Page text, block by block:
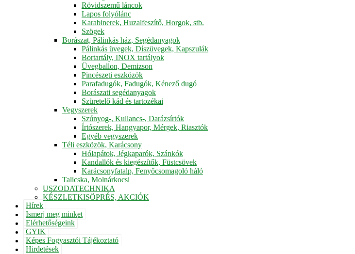
Rövidszemű láncok
Lapos folyólánc
Karabinerek, Huzalfeszítő, Horgok, stb.
Szögek
Borászat, Pálinkás ház, Segédanyagok
Pálinkás üvegek, Díszüvegek, Kapszulák
Bortartály, INOX tartályok
Üvegballon, Demizson
Pincészeti eszközök
Parafadugók, Fadugók, Kénező dugó
Borászati segédanyagok
Szüretelő kád és tartozékai
Vegyszerek
Szúnyog-, Kullancs-, Darázsírtók
Írtószerek, Hangyapor, Mérgek, Riasztók
Egyéb vegyszerek
Téli eszközök, Karácsony
Hólapátok, Jégkaparók, Szánkók
Kandallók és kiegészítők, Füstcsövek
Karácsonyfatalp, Fenyőcsomagoló háló
Talicska, Molnárkocsi
USZODATECHNIKA
KÉSZLETKISÖPRÉS, AKCIÓK
Hírek
Ismerj meg minket
Elérhetőségeink
GYIK
Képes Fogyasztói Tájékoztató
Hirdetések